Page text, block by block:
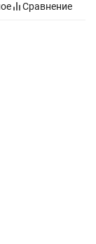
Сравнение